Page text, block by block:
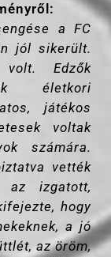
a FC
jól sikerült.
volt. Edzők
életkori
játékos
voltak
számára.
vették
izgatott,
hogy
a jó
az öröm,